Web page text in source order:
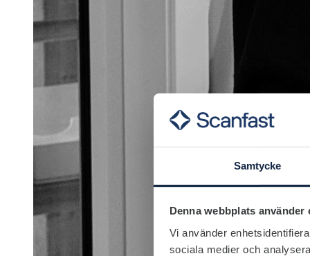
Samtycke
Denna webbplats använder
Vi använder
sociala medier och